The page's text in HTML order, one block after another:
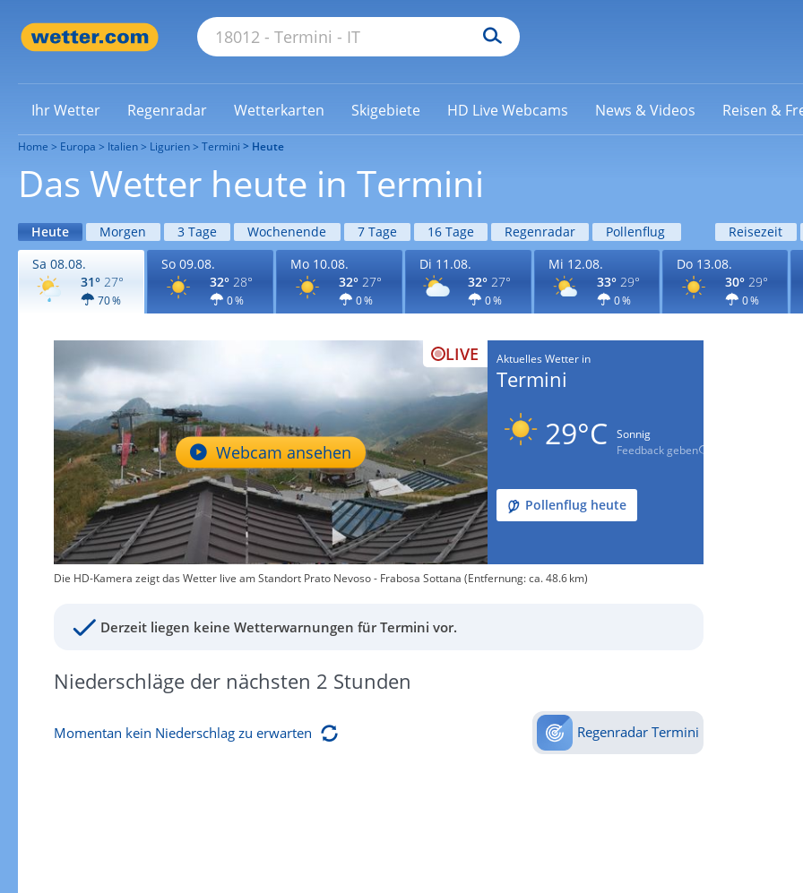
Ihr Wetter Regenradar Wetterkarten Skigebiete HD Live Webcams News & Videos Reisen &
Home Europa Italien Ligurien Termini Heute
Das Wetter heute in Termini
Heute Morgen 3 Tage Wochenende 7 Tage 16 Tage Regenradar Pollenflug Reisezeit
Sa 08.08.
31° 27°
70 %
So 09.08.
32° 28°
0 %
Mo 10.08.
32° 27°
0 %
Di 11.08.
32° 27°
0 %
Mi 12.08.
33° 29°
0 %
Do 13.08.
30° 29°
0 %
LIVE
Webcam ansehen
Aktuelles Wetter in
Termini
29°C
Sonnig
Feedback geben
Pollenflug heute
Die HD-Kamera zeigt das Wetter live am Standort Prato Nevoso - Frabosa Sottana (Entfernung: ca. 48.6 km)
Derzeit liegen keine Wetterwarnungen für Termini vor.
Niederschläge der nächsten 2 Stunden
Momentan kein Niederschlag zu erwarten Regenradar Termini